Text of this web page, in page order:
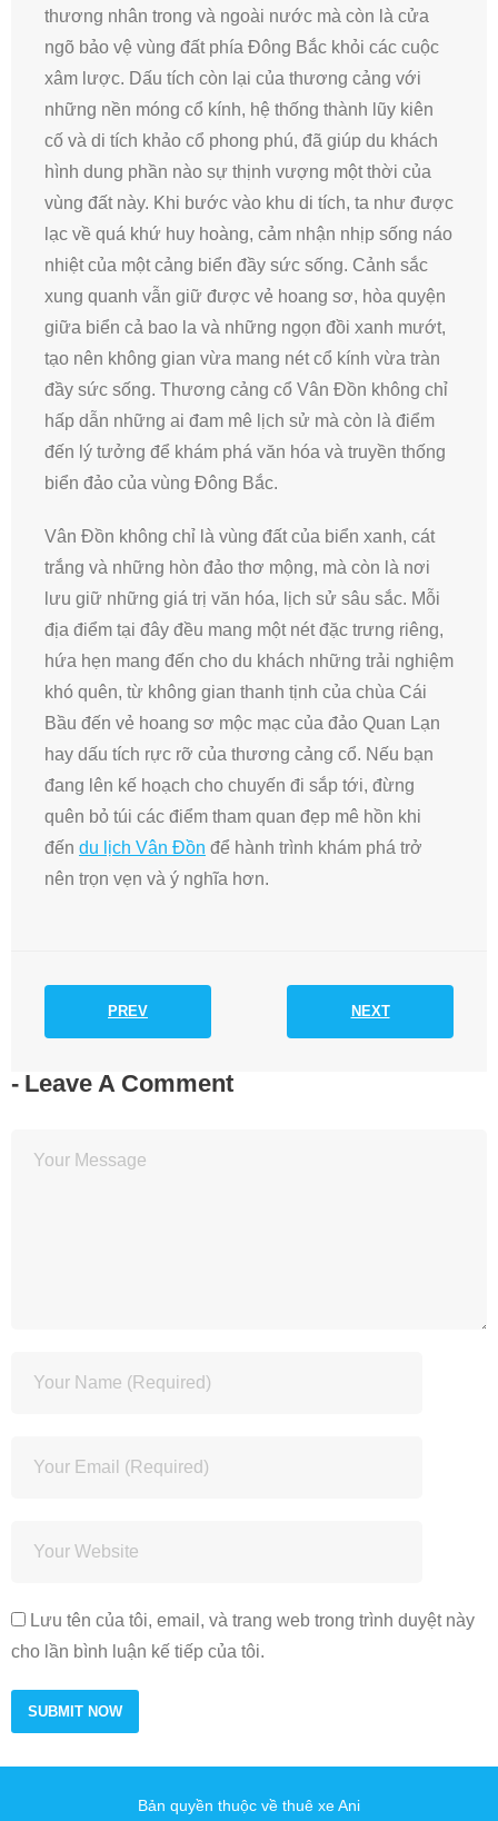
thương nhân trong và ngoài nước mà còn là cửa
ngõ bảo vệ vùng đất phía Đông Bắc khỏi các cuộc
xâm lược. Dấu tích còn lại của thương cảng với
những nền móng cổ kính, hệ thống thành lũy kiên
cố và di tích khảo cổ phong phú, đã giúp du khách
hình dung phần nào sự thịnh vượng một thời của
vùng đất này. Khi bước vào khu di tích, ta như được
lạc về quá khứ huy hoàng, cảm nhận nhịp sống náo
nhiệt của một cảng biển đầy sức sống. Cảnh sắc
xung quanh vẫn giữ được vẻ hoang sơ, hòa quyện
giữa biển cả bao la và những ngọn đồi xanh mướt,
tạo nên không gian vừa mang nét cổ kính vừa tràn
đầy sức sống. Thương cảng cổ Vân Đồn không chỉ
hấp dẫn những ai đam mê lịch sử mà còn là điểm
đến lý tưởng để khám phá văn hóa và truyền thống
biển đảo của vùng Đông Bắc.
Vân Đồn không chỉ là vùng đất của biển xanh, cát
trắng và những hòn đảo thơ mộng, mà còn là nơi
lưu giữ những giá trị văn hóa, lịch sử sâu sắc. Mỗi
địa điểm tại đây đều mang một nét đặc trưng riêng,
hứa hẹn mang đến cho du khách những trải nghiệm
khó quên, từ không gian thanh tịnh của chùa Cái
Bầu đến vẻ hoang sơ mộc mạc của đảo Quan Lạn
hay dấu tích rực rỡ của thương cảng cổ. Nếu bạn
đang lên kế hoạch cho chuyến đi sắp tới, đừng
quên bỏ túi các điểm tham quan đẹp mê hồn khi
đến du lịch Vân Đồn để hành trình khám phá trở
nên trọn vẹn và ý nghĩa hơn.
PREV NEXT
Leave A Comment
Lưu tên của tôi, email, và trang web trong trình duyệt này
cho lần bình luận kế tiếp của tôi.
Bản quyền thuộc về thuê xe Ani